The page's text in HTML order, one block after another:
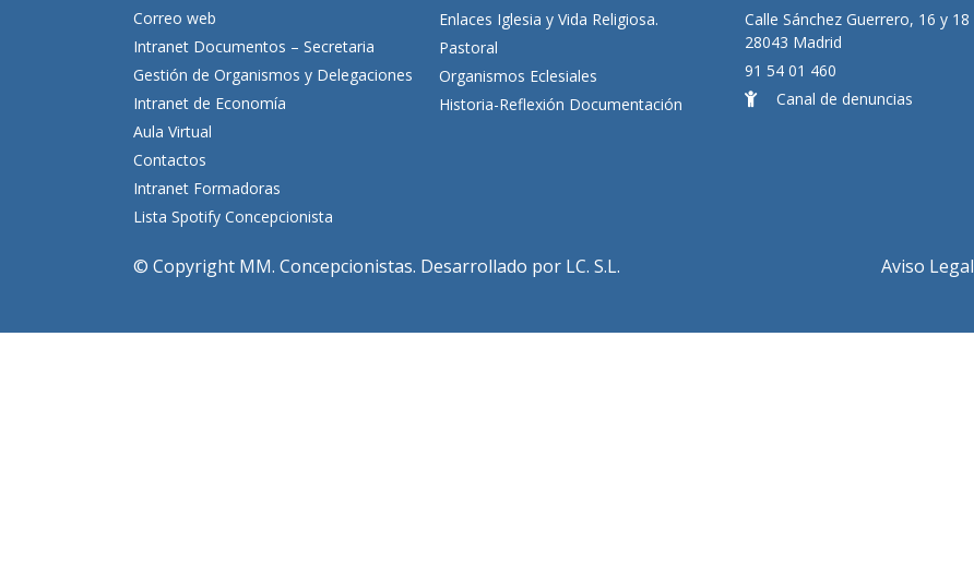
Correo web
Intranet Documentos – Secretaria
Gestión de Organismos y Delegaciones
Intranet de Economía
Aula Virtual
Contactos
Intranet Formadoras
Lista Spotify Concepcionista
Enlaces Iglesia y Vida Religiosa.
Pastoral
Organismos Eclesiales
Historia-Reflexión Documentación
Calle Sánchez Guerrero, 16 y 18
28043 Madrid
91 54 01 460
Canal de denuncias
© Copyright MM. Concepcionistas. Desarrollado por LC. S.L. Aviso Legal